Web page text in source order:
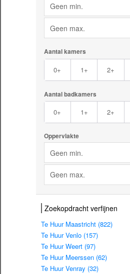
Geen min.
Geen max.
Aantal kamers
0+ 1+ 2+
Aantal badkamers
0+ 1+ 2+
Oppervlakte
Geen min.
Geen max.
Zoekopdracht verfijnen
Te Huur Maastricht (822)
Te Huur Venlo (157)
Te Huur Weert (97)
Te Huur Meerssen (62)
Te Huur Venray (32)